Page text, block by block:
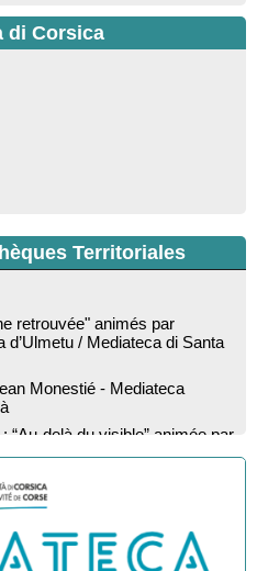
di Corsica
Territoriales
/ Mediateca di Santa
Malberti Morin :
aquarelles" - Mediateca
Médiathèque - Pitretu è